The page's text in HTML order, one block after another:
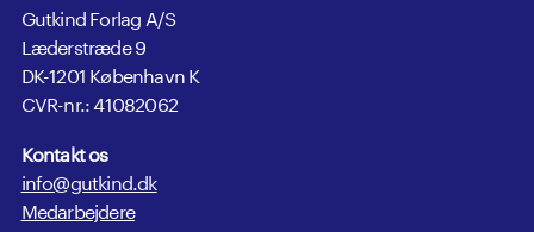
Gutkind Forlag A/S
Læderstræde 9
DK-1201 København K
CVR-nr.: 41082062
Kontakt os
info@gutkind.dk
Medarbejdere